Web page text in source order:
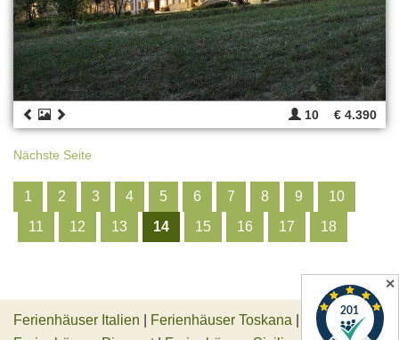
10 € 4.390
Nächste Seite
1 2 3 4 5 6 7 8 9
10
11
12 13 14 15 16 17 18
Ferienhäuser Italien Ferienhäuser Toskana
✕